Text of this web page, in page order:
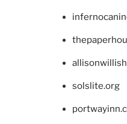
solslite.org